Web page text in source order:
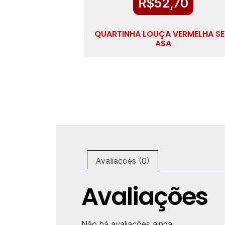
QUARTINHA LOUÇA VERMELHA
ASA
Avaliações (0)
Avaliações